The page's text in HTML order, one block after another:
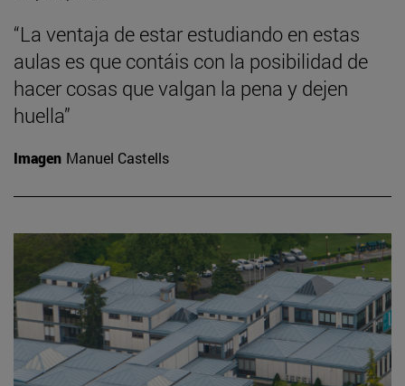
“La ventaja de estar estudiando en estas
aulas es que contáis con la posibilidad de
hacer cosas que valgan la pena y dejen
huella”
Imagen Manuel Castells